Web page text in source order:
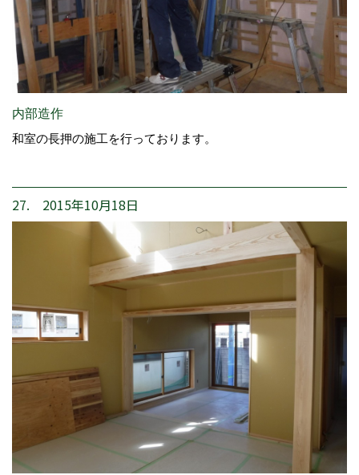
内部造作
和室の長押の施工を行っております。
27. 2015年10月18日